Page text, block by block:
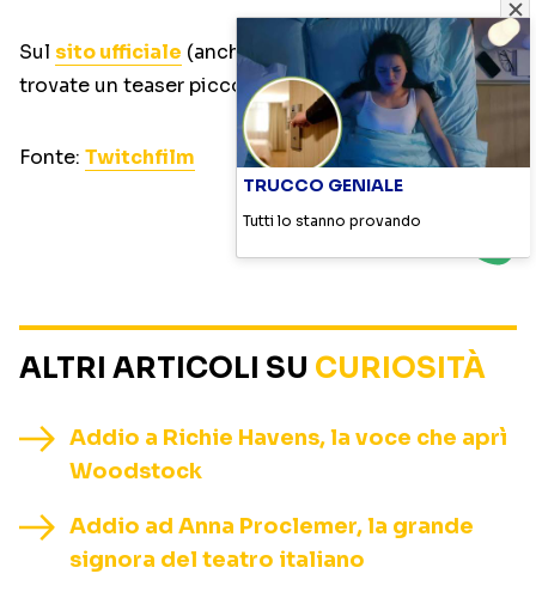
Sul sito ufficiale (anche in inglese per fortuna)
trovate un teaser piccolo piccolo.
Fonte: Twitchfilm
ALTRI ARTICOLI SU CURIOSITÀ
Addio a Richie Havens, la voce che aprì
Woodstock
Addio ad Anna Proclemer, la grande
signora del teatro italiano
TRUCCO GENIALE
Tutti lo stanno provando